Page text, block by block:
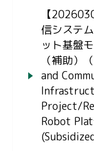
【
信システ
ット基盤
（補助）
and
Project/
Robot